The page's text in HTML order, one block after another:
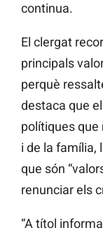
continua.
El clergat
principals
perquè
destaca que
polítiques que
i de la família,
que són
renunciar els
“A títol